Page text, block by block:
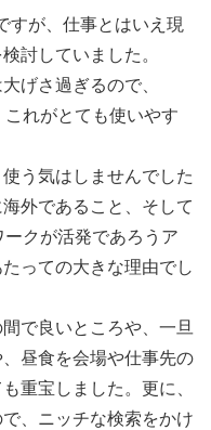
すが、仕事とはいえ現
討していました。
げさ過ぎるので、
れがとても使いやす
う気はしませんでした
外であること、そして
クが活発であろうア
っての大きな理由でし
で良いところや、一旦
昼食を会場や仕事先の
重宝しました。更に、
、ニッチな検索をかけ